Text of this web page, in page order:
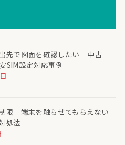
先で図面を確認したい｜中古
SIM設定対応事例
限｜端末を触らせてもらえない
処法